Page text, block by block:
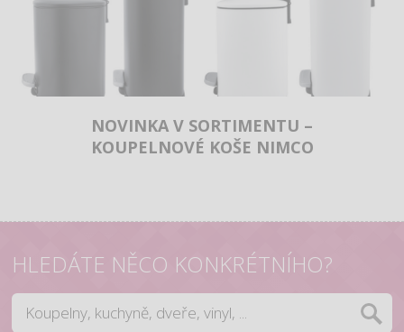
NOVINKA V SORTIMENTU –
KOUPELNOVÉ KOŠE NIMCO
HLEDÁTE NĚCO KONKRÉTNÍHO?